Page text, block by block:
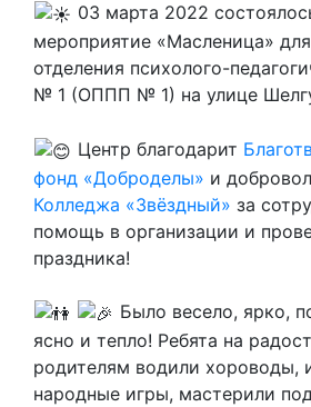
03 марта 2022
мероприятие «Масленица»
отделения психолого-
№ 1 (ОППП № 1) на улице
Центр благодарит
фонд «Доброделы» и
Колледжа «Звёздный» за
помощь в организации и
праздника!
Было весело, ярко,
ясно и тепло! Ребята на
родителям водили хороводы,
народные игры, мастерили